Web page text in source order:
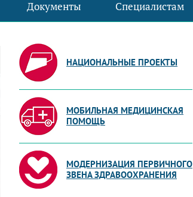
Документы Специалистам
НАЦИОНАЛЬНЫЕ ПРОЕКТЫ
МОБИЛЬНАЯ МЕДИЦИНСКАЯ
ПОМОЩЬ
МОДЕРНИЗАЦИЯ ПЕРВИЧНОГО
ЗВЕНА ЗДРАВООХРАНЕНИЯ